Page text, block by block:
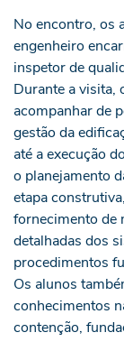
No encontro, os
engenheiro
inspetor de
Durante a visita,
acompanhar de
gestão da
até a execução
o planejamento
etapa
fornecimento de
detalhadas dos
procedimentos
Os alunos
conhecimentos
contenção,